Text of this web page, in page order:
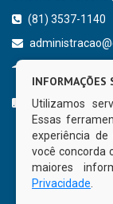
(81) 3537-1140
CURTA
INFORMAÇÕES
Utilizamos
Essas
experiência de
você concorda
maiores
Privacidade